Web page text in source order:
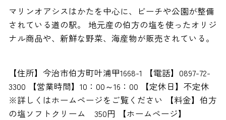
マリンオアシスはかたを中心に、ビーチや公園が整備
されている道の駅。 地元産の伯方の塩を使ったオリジ
ナル商品や、新鮮な野菜、海産物が販売されている。
【住所】今治市伯方町叶浦甲1668-1 【電話】0897-72-
3300 【営業時間】10：00～16：00 【定休日】不定休
※詳しくはホームページをご覧ください 【料金】伯方
の塩ソフトクリーム 350円 【ホームページ】